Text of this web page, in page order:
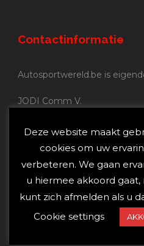
Contactinformatie
Autosportwereld.be is
JODI Comm V.
Nijverheidsstraat 70
2160 Wommelgem
Autosportwereld.be:
Redactie:
Verantwoordelijke uitgever:
Deze website maakt
cookies om uw
verbeteren. We gaan
u hiermee akkoord gaat,
kunt zich afmelden als u
Cookie settings